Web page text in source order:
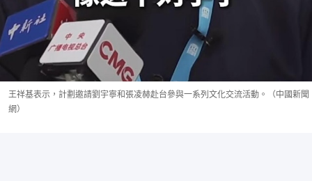
王祥基表示，計劃邀請劉宇寧和張凌赫赴台參與一系列文化交流活動。（中國新聞
網）